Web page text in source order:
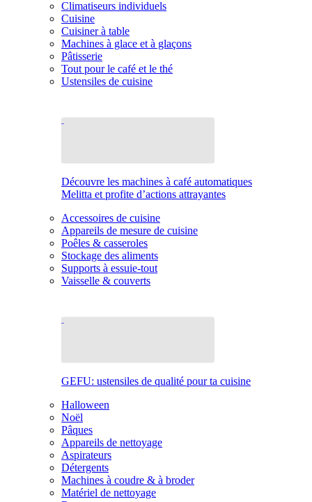
Climatiseurs individuels
Cuisine
Cuisiner à table
Machines à glace et à glaçons
Pâtisserie
Tout pour le café et le thé
Ustensiles de cuisine
Découvre les machines à café automatiques
Melitta et profite d’actions attrayantes
Accessoires de cuisine
Appareils de mesure de cuisine
Poêles & casseroles
Stockage des aliments
Supports à essuie-tout
Vaisselle & couverts
GEFU: ustensiles de qualité pour ta cuisine
Halloween
Noël
Pâques
Appareils de nettoyage
Aspirateurs
Détergents
Machines à coudre & à broder
Matériel de nettoyage